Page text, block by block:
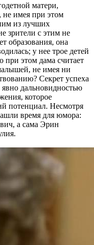
матери,
имея при этом
из лучших
зрители с этим не
образования, она
у нее трое детей
этом дама считает
не имея ни
Секрет успеха
дальновидностью
которое
потенциал. Несмотря
время для юмора:
а сама Эрин